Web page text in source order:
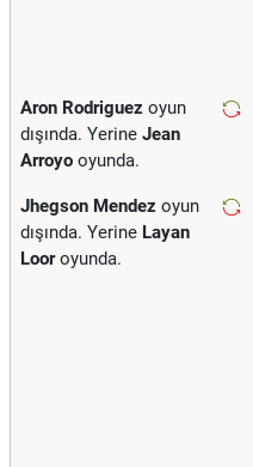
Aron Rodriguez oyun
dışında. Yerine Jean
Arroyo oyunda.
Jhegson Mendez oyun
dışında. Yerine Layan
Looroyunda.